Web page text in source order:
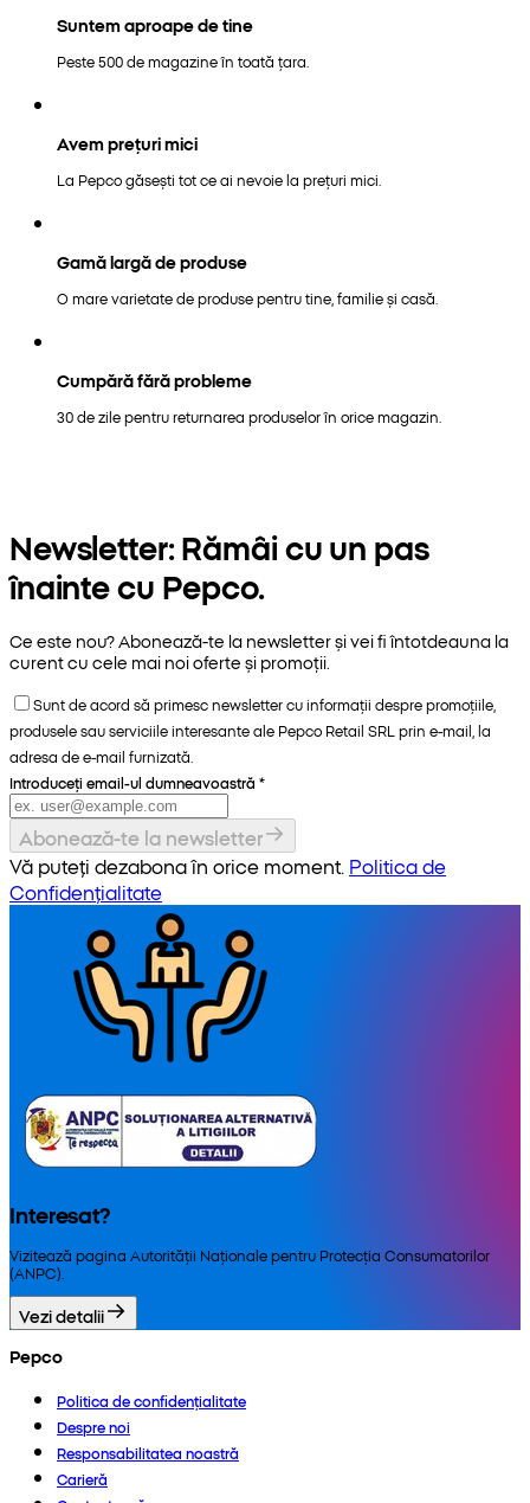
Suntem aproape de tine
Peste 500 de magazine în toată țara.
Avem prețuri mici
La Pepco găsești tot ce ai nevoie la prețuri mici.
Gamă largă de produse
O mare varietate de produse pentru tine, familie și casă.
Cumpără fără probleme
30 de zile pentru returnarea produselor în orice magazin.
Newsletter: Rămâi cu un pas
înainte cu Pepco.
Ce este nou? Abonează-te la newsletter și vei fi întotdeauna la
curent cu cele mai noi oferte și promoții.
Sunt de acord să primesc newsletter cu informații despre promoțiile,
produsele sau serviciile interesante ale Pepco Retail SRL prin e-mail, la
adresa de e-mail furnizată.
Introduceți email-ul dumneavoastră *
Abonează-te la newsletter
Vă puteți dezabona în orice moment. Politica de
Confidențialitate
Interesat?
Vizitează pagina Autorității Naționale pentru Protecția Consumatorilor
(ANPC).
Vezi detalii
Pepco
Politica de confidențialitate
Despre noi
Responsabilitatea noastră
Carieră